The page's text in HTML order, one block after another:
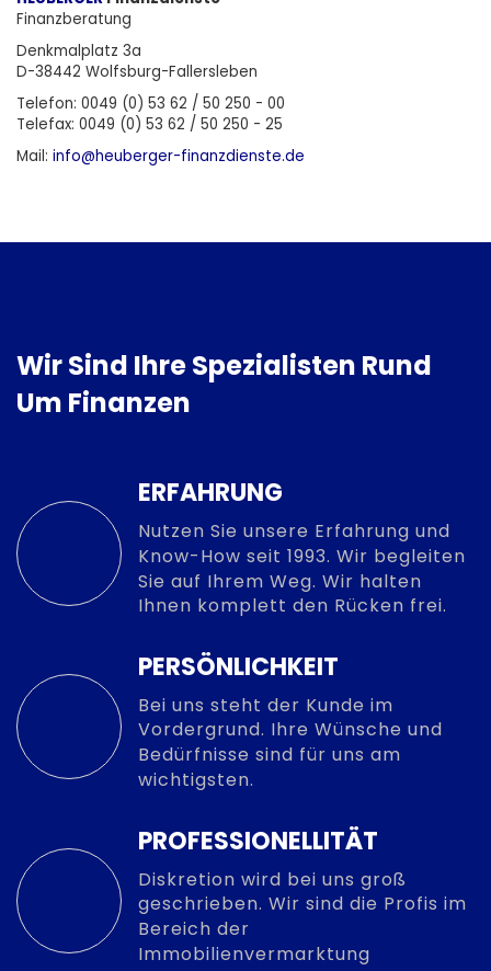
Finanzberatung
Denkmalplatz 3a
D-38442 Wolfsburg-Fallersleben
Telefon: 0049 (0) 53 62 / 50 250 - 00
Telefax: 0049 (0) 53 62 / 50 250 - 25
Mail: info@heuberger-finanzdienste.de
Wir Sind Ihre Spezialisten Rund
Um Finanzen
ERFAHRUNG
Nutzen Sie unsere Erfahrung und
Know-How seit 1993. Wir begleiten
Sie auf Ihrem Weg. Wir halten
Ihnen komplett den Rücken frei.
PERSÖNLICHKEIT
Bei uns steht der Kunde im
Vordergrund. Ihre Wünsche und
Bedürfnisse sind für uns am
wichtigsten.
PROFESSIONELLITÄT
Diskretion wird bei uns groß
geschrieben. Wir sind die Profis im
Bereich der
Immobilienvermarktung